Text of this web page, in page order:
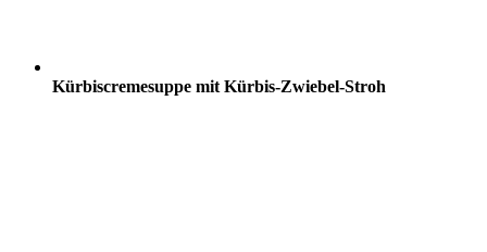
Kürbiscremesuppe mit Kürbis-Zwiebel-Stroh